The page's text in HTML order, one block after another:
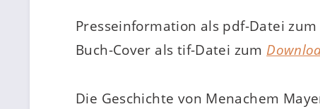
Presseinformation als pdf-Datei zum
Buch-Cover als tif-Datei zum
Die Geschichte von Menachem